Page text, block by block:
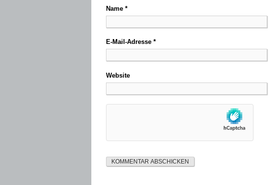
Name *
E-Mail-Adresse *
Website